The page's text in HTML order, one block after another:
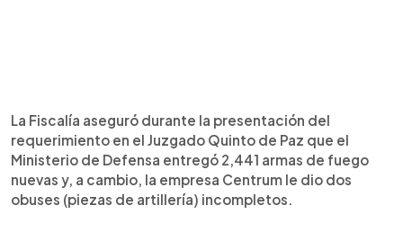
La Fiscalía aseguró durante la presentación del
requerimiento en el Juzgado Quinto de Paz que el
Ministerio de Defensa entregó 2,441 armas de fuego
nuevas y, a cambio, la empresa Centrum le dio dos
obuses (piezas de artillería) incompletos.